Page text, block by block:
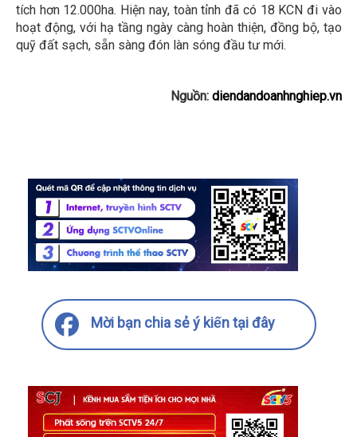
tích hơn 12.000ha. Hiện nay, toàn tỉnh đã có 18 KCN đi vào
hoạt động, với hạ tầng ngày càng hoàn thiện, đồng bộ, tạo
quỹ đất sạch, sẵn sàng đón làn sóng đầu tư mới.
Nguồn: diendandoanhnghiep.vn
Mời bạn chia sẻ ý kiến tại đây